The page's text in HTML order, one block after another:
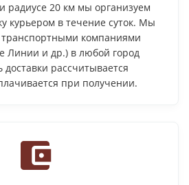
радиусе 20 км мы организуем
курьером в течение суток. Мы
компаниями
Линии и др.) в любой город
рассчитывается
при получении.